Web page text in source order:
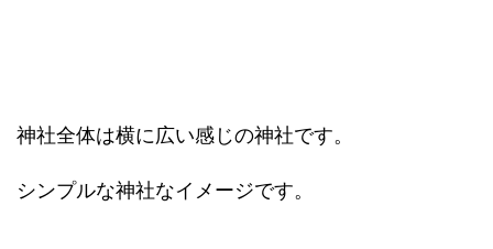
神社全体は横に広い感じの神社です。
シンプルな神社なイメージです。